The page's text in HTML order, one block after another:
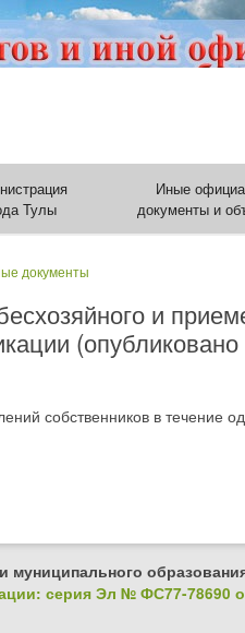
Тулы
Иные
документы и
документы
и
собственников в течение
серия Эл № ФС77-78690